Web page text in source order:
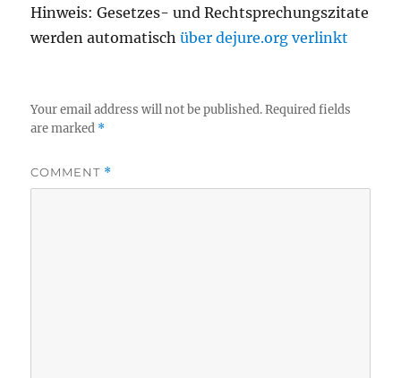
Hinweis: Gesetzes- und Rechtsprechungszitate
werden automatischüber dejure.org verlinkt
Your email address will not be published. Required fields
are marked *
COMMENT *